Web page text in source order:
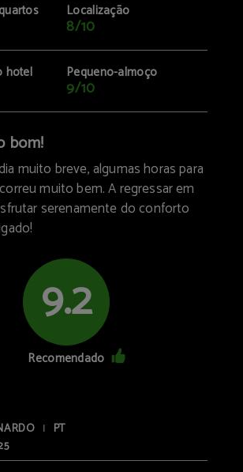
Localização
8/10
hotel Pequeno-almoço
9/10
bom!
muito breve, algumas horas para
muito bem. A regressar em
serenamente do conforto
9.2
Recomendado
|
PT